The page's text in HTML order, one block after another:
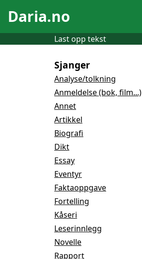
Daria.no
Last opp tekst
Sjanger
Analyse/tolkning
Anmeldelse (bok, film...)
Annet
Artikkel
Biografi
Dikt
Essay
Eventyr
Faktaoppgave
Fortelling
Kåseri
Leserinnlegg
Novelle
Rapport